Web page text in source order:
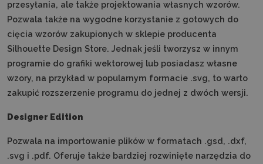
przesyłania, ale także projektowania własnych wzorów.
Pozwala także na wygodne korzystanie z gotowych do
cięcia wzorów zakupionych w sklepie producenta
Silhouette Design Store. Jednak jeśli tworzysz w innym
programie do grafiki wektorowej lub posiadasz własne
wzory, na przykład w popularnym formacie .svg, to warto
zakupić rozszerzenie programu do jednej z dwóch wersji.
Designer Edition
Pozwala na importowanie plików w formatach .gsd, .dxf,
.svg i .pdf. Oferuje także bardziej rozwinięte narzędzia do